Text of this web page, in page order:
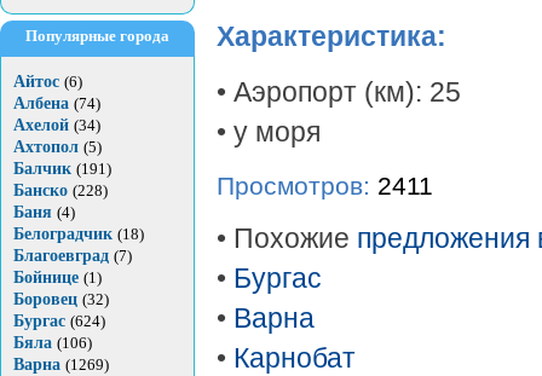
Популярные города
Айтос (6)
Албена (74)
Ахелой (34)
Ахтопол (5)
Балчик (191)
Банско (228)
Баня (4)
Белоградчик (18)
Благоевград (7)
Бойнице (1)
Боровец (32)
Бургас (624)
Бяла (106)
Варна (1269)
Характеристика:
• Аэропорт (км): 25
• у моря
Просмотров: 2411
• Похожие предложения
• Бургас
• Варна
• Карнобат